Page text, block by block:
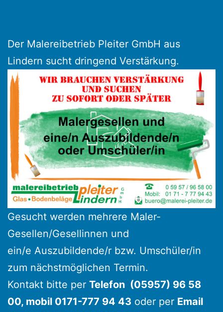
Der Malereibetrieb Pleiter GmbH aus
Lindern sucht dringend Verstärkung.
Gesucht werden mehrere Maler-
Gesellen/Gesellinnen und
ein/e Auszubildende/r bzw. Umschüler/in
zum nächstmöglichen Termin.
Kontakt bitte per Telefon (05957) 96 58
00, mobil 0171-777 94 43 oder per Email